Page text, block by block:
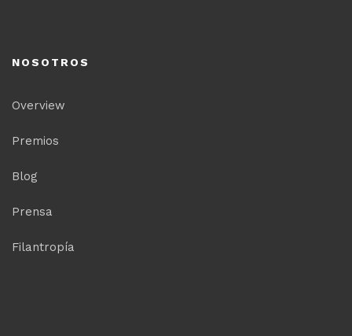
NOSOTROS
Overview
Premios
Blog
Prensa
Filantropía